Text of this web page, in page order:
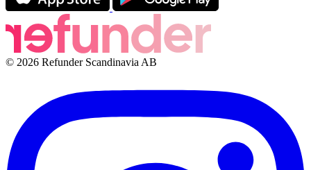
© 2026 Refunder Scandinavia AB